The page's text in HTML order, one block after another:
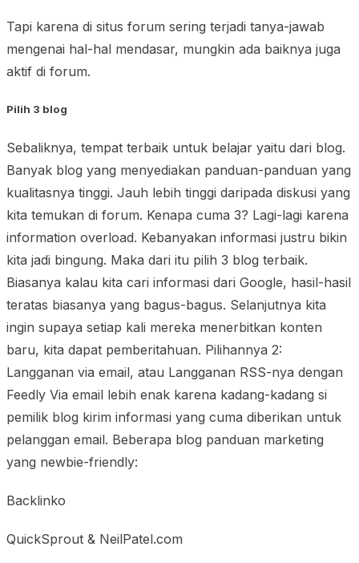
Tapi karena di situs forum sering terjadi tanya-jawab
mengenai hal-hal mendasar, mungkin ada baiknya juga
aktif di forum.
Pilih 3 blog
Sebaliknya, tempat terbaik untuk belajar yaitu dari blog.
Banyak blog yang menyediakan panduan-panduan yang
kualitasnya tinggi. Jauh lebih tinggi daripada diskusi yang
kita temukan di forum. Kenapa cuma 3? Lagi-lagi karena
information overload. Kebanyakan informasi justru bikin
kita jadi bingung. Maka dari itu pilih 3 blog terbaik.
Biasanya kalau kita cari informasi dari Google, hasil-hasil
teratas biasanya yang bagus-bagus. Selanjutnya kita
ingin supaya setiap kali mereka menerbitkan konten
baru, kita dapat pemberitahuan. Pilihannya 2:
Langganan via email, atau Langganan RSS-nya dengan
Feedly Via email lebih enak karena kadang-kadang si
pemilik blog kirim informasi yang cuma diberikan untuk
pelanggan email. Beberapa blog panduan marketing
yang newbie-friendly:
Backlinko
QuickSprout & NeilPatel.com